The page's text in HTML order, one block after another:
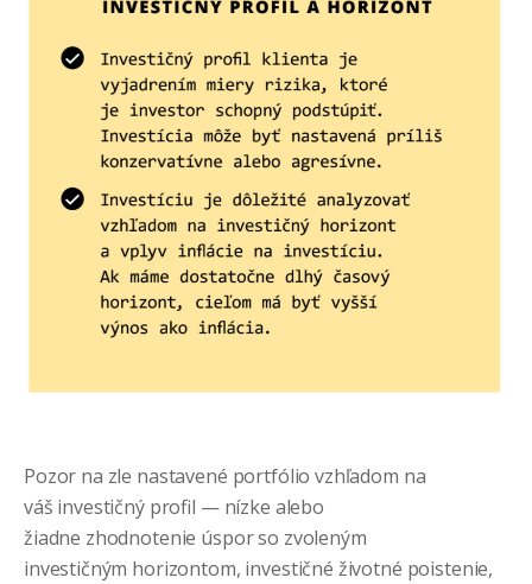
Pozor na zle nastavené portfólio vzhľadom na
váš investičný profil — nízke alebo
žiadne zhodnotenie úspor so zvoleným
investičným horizontom, investičné životné poistenie,